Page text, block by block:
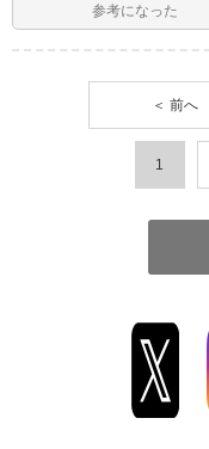
参考になった
＜ 前へ
1